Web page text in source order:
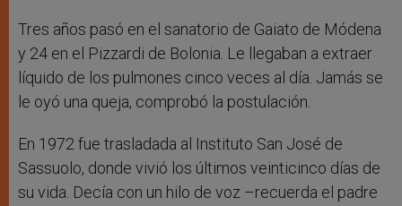
Tres años pasó en el sanatorio de Gaiato de Módena
y 24 en el Pizzardi de Bolonia. Le llegaban a extraer
líquido de los pulmones cinco veces al día. Jamás se
le oyó una queja, comprobó la postulación.
En 1972 fue trasladada al Instituto San José de
Sassuolo, donde vivió los últimos veinticinco días de
su vida. Decía con un hilo de voz –recuerda el padre